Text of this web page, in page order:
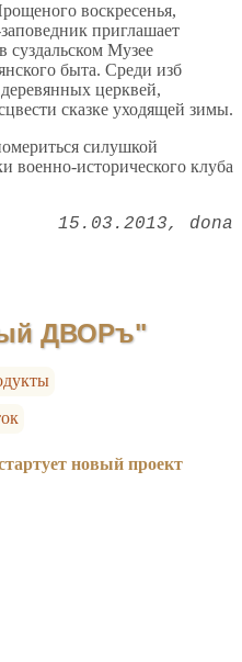
воскресенья,
приглашает
Музее
быта. Среди изб
церквей,
сказке уходящей зимы.
силушкой
военно-исторического клуба
15.03.2013 dona
ДВОРъ"
новый проект